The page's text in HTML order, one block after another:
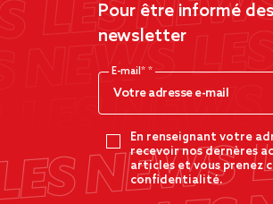
Pour être informé
newsletter
E-mail*
En renseignant votre
recevoir nos dernères
articles et vous prenez
confidentialité.